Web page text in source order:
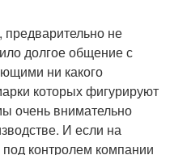
не
долгое общение с
ни какого
которых фигурируют
очень внимательно
И если на
под контролем компании